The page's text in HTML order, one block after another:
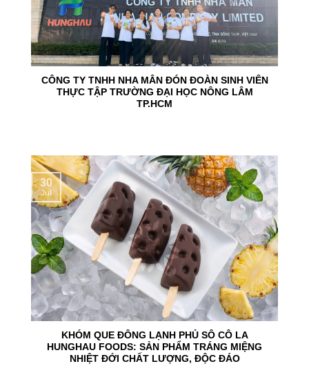
CÔNG TY TNHH NHA MÂN ĐÓN ĐOÀN SINH VIÊN
THỰC TẬP TRƯỜNG ĐẠI HỌC NÔNG LÂM
TP.HCM
KHÓM QUE ĐÔNG LẠNH PHỦ SÔ CÔ LA
HUNGHAU FOODS: SẢN PHẨM TRÁNG MIỆNG
NHIỆT ĐỚI CHẤT LƯỢNG, ĐỘC ĐÁO
30
Jul